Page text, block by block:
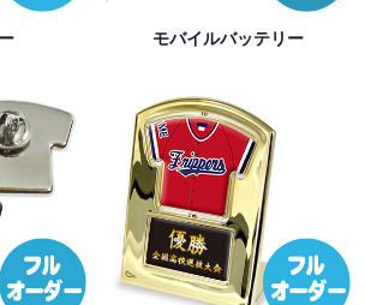
モバイルバッテリー